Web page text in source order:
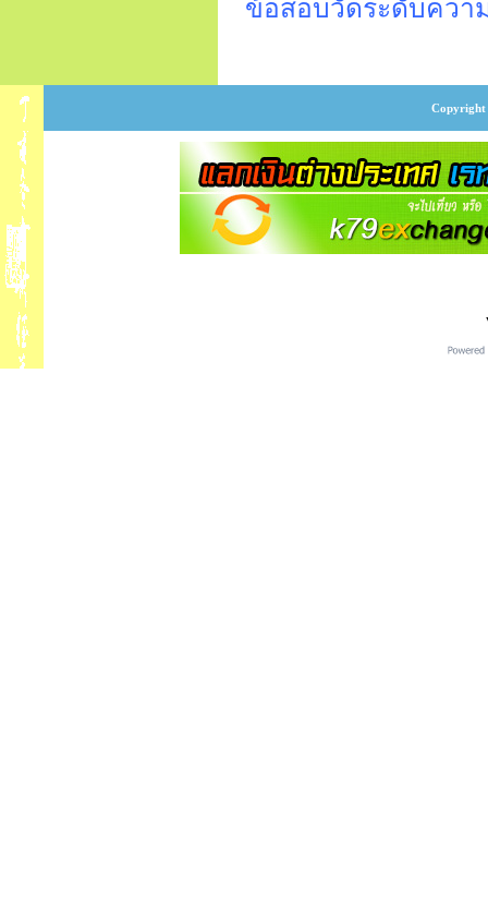
ข้อสอบวัดระดับคว
Copyright